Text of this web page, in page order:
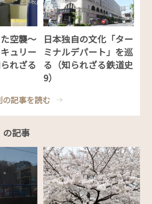
空襲～
ュリー
れざる
日本独自の文化「ター
ミナルデパート」を巡
る（知られざる鉄道史
9）
記事を読む
の記事